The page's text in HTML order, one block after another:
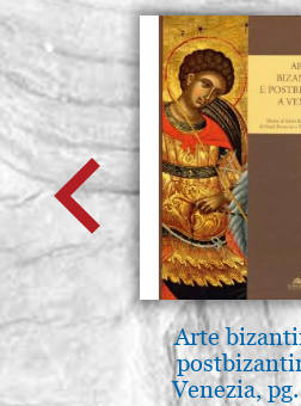
Arte
Venezia,